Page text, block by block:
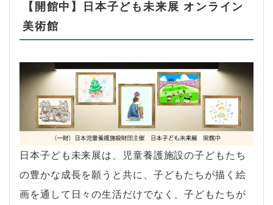
【開館中】日本子ども未来展 オンライン
美術館
日本子ども未来展は、児童養護施設の子どもたち
の豊かな成長を願うと共に、子どもたちが描く絵
画を通して日々の生活だけでなく、子どもたちが